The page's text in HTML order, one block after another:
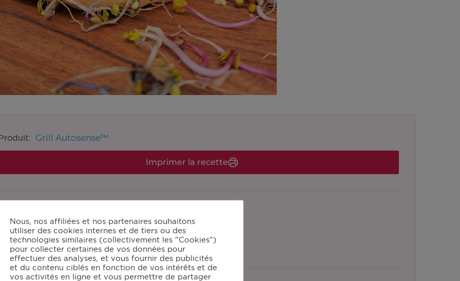
Grill Autosense™
Imprimer la recette
Nous, nos affiliées et nos partenaires souhaitons
utiliser des cookies internes et de tiers ou des
technologies similaires (collectivement les "Cookies")
pour collecter certaines de vos données pour
effectuer des analyses, et vous fournir des publicités
et du contenu ciblés en fonction de vos intérêts et de
vos activités en ligne et vous permettre de partager